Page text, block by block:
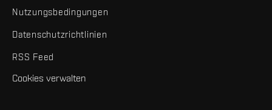
Nutzungsbedingungen
Datenschutzrichtlinien
RSS Feed
Cookies verwalten